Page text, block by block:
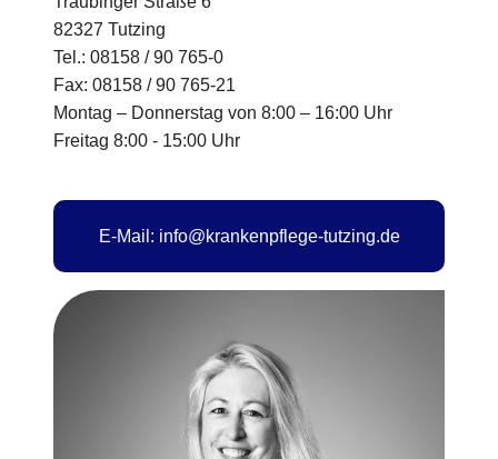
82327 Tutzing
Tel.: 08158 / 90 765-0
Fax: 08158 / 90 765-21
Montag – Donnerstag von 8:00 – 16:00 Uhr
Freitag 8:00 - 15:00 Uhr
E-Mail: info@krankenpflege-tutzing.de